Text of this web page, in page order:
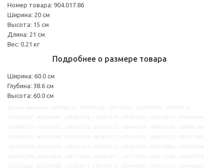
Номер товара: 904.017.86
Ширина: 20 см
Высота: 15 см
Длина: 21 см
Вес: 0.21 кг
Подробнее о размере товара
Ширина: 60.0 см
Глубина: 38.6 см
Высота: 60.0 см